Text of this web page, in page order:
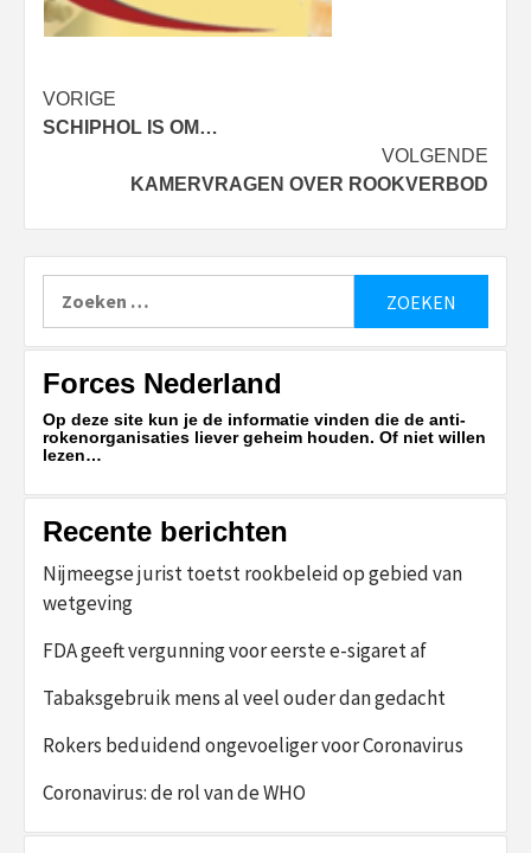
Bericht
navigatie
VORIGE
SCHIPHOL IS OM…
VOLGENDE
KAMERVRAGEN OVER ROOKVERBOD
Forces Nederland
Op deze site kun je de informatie vinden die de anti-
rokenorganisaties liever geheim houden. Of niet willen
lezen…
Recente berichten
Nijmeegse jurist toetst rookbeleid op gebied van
wetgeving
FDA geeft vergunning voor eerste e-sigaret af
Tabaksgebruik mens al veel ouder dan gedacht
Rokers beduidend ongevoeliger voor Coronavirus
Coronavirus: de rol van de WHO